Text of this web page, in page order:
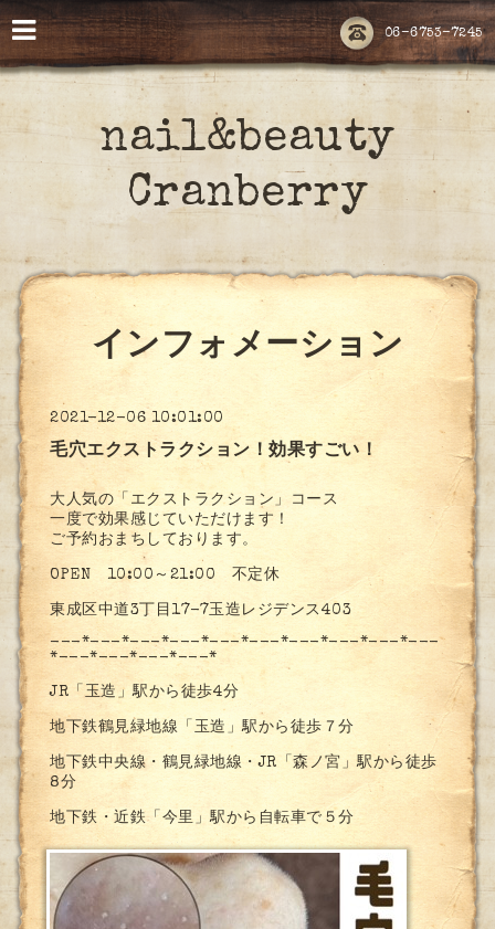
06-6753-7245
nail&beauty
Cranberry
インフォメーション
2021-12-06 10:01:00
毛穴エクストラクション！効果すごい！
大人気の「エクストラクション」コース
一度で効果感じていただけます！
ご予約おまちしております。
OPEN 10:00～21:00 不定休
東成区中道3丁目17-7玉造レジデンス403
---*---*---*---*---*---*---*---*---*---
*---*---*---*---*
JR「玉造」駅から徒歩4分
地下鉄鶴見緑地線「玉造」駅から徒歩７分
地下鉄中央線・鶴見緑地線・JR「森ノ宮」駅から徒歩
8分
地下鉄・近鉄「今里」駅から自転車で５分